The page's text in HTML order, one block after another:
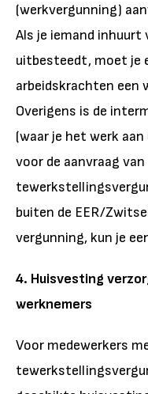
(werkvergunning)
Als je iemand
uitbesteedt, moet je
arbeidskrachten een
Overigens is de
(waar je het werk
voor de aanvraag van
buiten de EER/
vergunning, kun je
4. Huisvesting
werknemers
Voor medewerkers